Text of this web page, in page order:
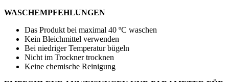
WASCHEMPFEHLUNGEN
Das Produkt bei maximal 40 ºC waschen
Kein Bleichmittel verwenden
Bei niedriger Temperatur bügeln
Nicht im Trockner trocknen
Keine chemische Reinigung